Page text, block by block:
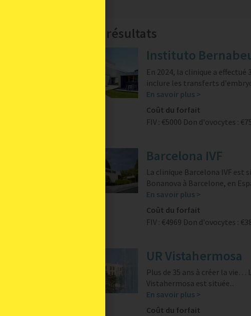
Trouvé 11 résultats
Instituto
En 2024, la clinique a effectué
inclure les transferts
En savoir plus >
Coût du forfait
FIV : €5000 Don d'ovocytes :
Barcelona IVF
La clinique Barcelona IVF est
Bonanova à Barcelone, en
En savoir plus >
Coût du forfait
FIV : €4969 Don d'ovocytes :
UR Vistahermosa
Plus de 35 ans à créer la
Vistahermosa est située...
En savoir plus >
Coût du forfait